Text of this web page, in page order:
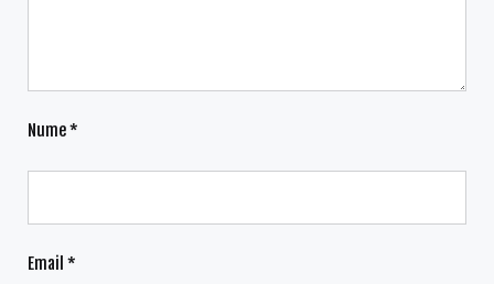
Nume*
Email *